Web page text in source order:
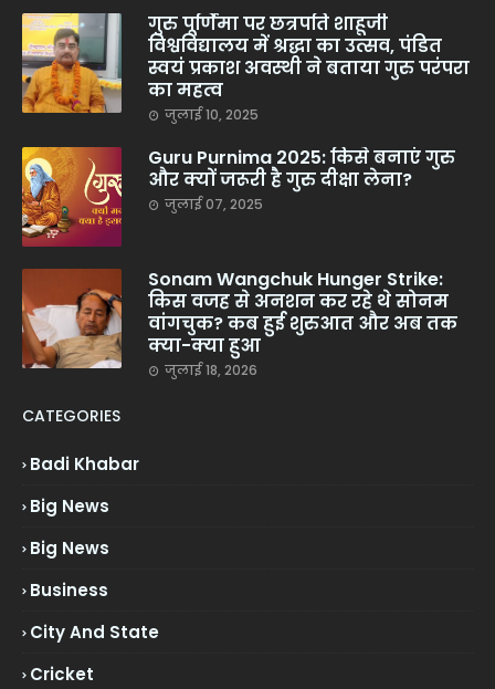
गुरु पूर्णिमा पर छत्रपति शाहूजी
विश्वविद्यालय में श्रद्धा का उत्सव, पंडित
स्वयं प्रकाश अवस्थी ने बताया गुरु परंपरा
का महत्व
जुलाई 10, 2025
Guru Purnima 2025: किसे बनाएं गुरु
और क्यों जरूरी है गुरु दीक्षा लेना?
जुलाई 07, 2025
Sonam Wangchuk Hunger Strike:
किस वजह से अनशन कर रहे थे सोनम
वांगचुक? कब हुई शुरुआत और अब तक
क्या-क्या हुआ
जुलाई 18, 2026
CATEGORIES
Badi Khabar
Big News
Big News
Business
City And State
Cricket